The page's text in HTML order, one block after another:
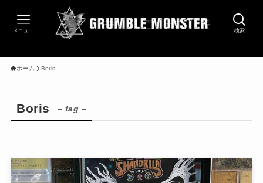
検索
メニュー
ホーム Boris
Boris – tag –